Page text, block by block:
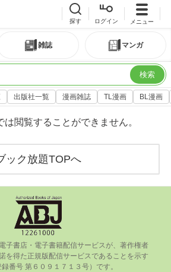
探す ログイン メニュー
雑誌 マンガ
検索
出版社一覧 漫画雑誌 TL漫画 BL漫画
は閲覧することができません。
ック放題TOPへ
⼦書店・電⼦書籍配信サービスが、著作権者
を得た正規版配信サービスであることを⽰す
番号 第６０９１７１３号）です。